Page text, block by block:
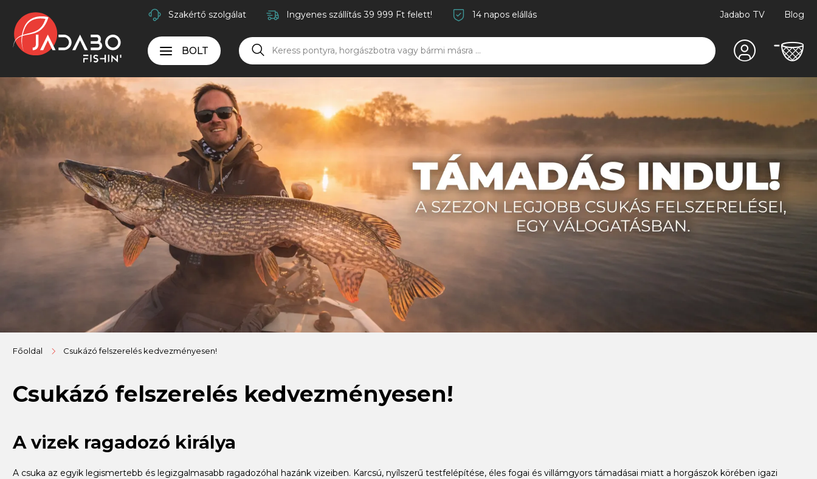
Szakértő szolgálat Ingyenes szállítás 39 999 Ft felett! 14 napos elállás Jadabo TV Blog
BOLT
Főoldal Csukázó felszerelés kedvezményesen!
Csukázó felszerelés kedvezményesen!
A vizek ragadozó királya
A csuka az egyik legismertebb és legizgalmasabb ragadozóhal hazánk vizeiben. Karcsú, nyílszerű testfelépítése, éles fogai és villámgyors támadásai miatt a horgászok körében igazi